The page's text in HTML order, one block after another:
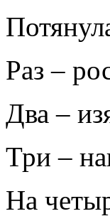
Раз –
Два –
Три –
На